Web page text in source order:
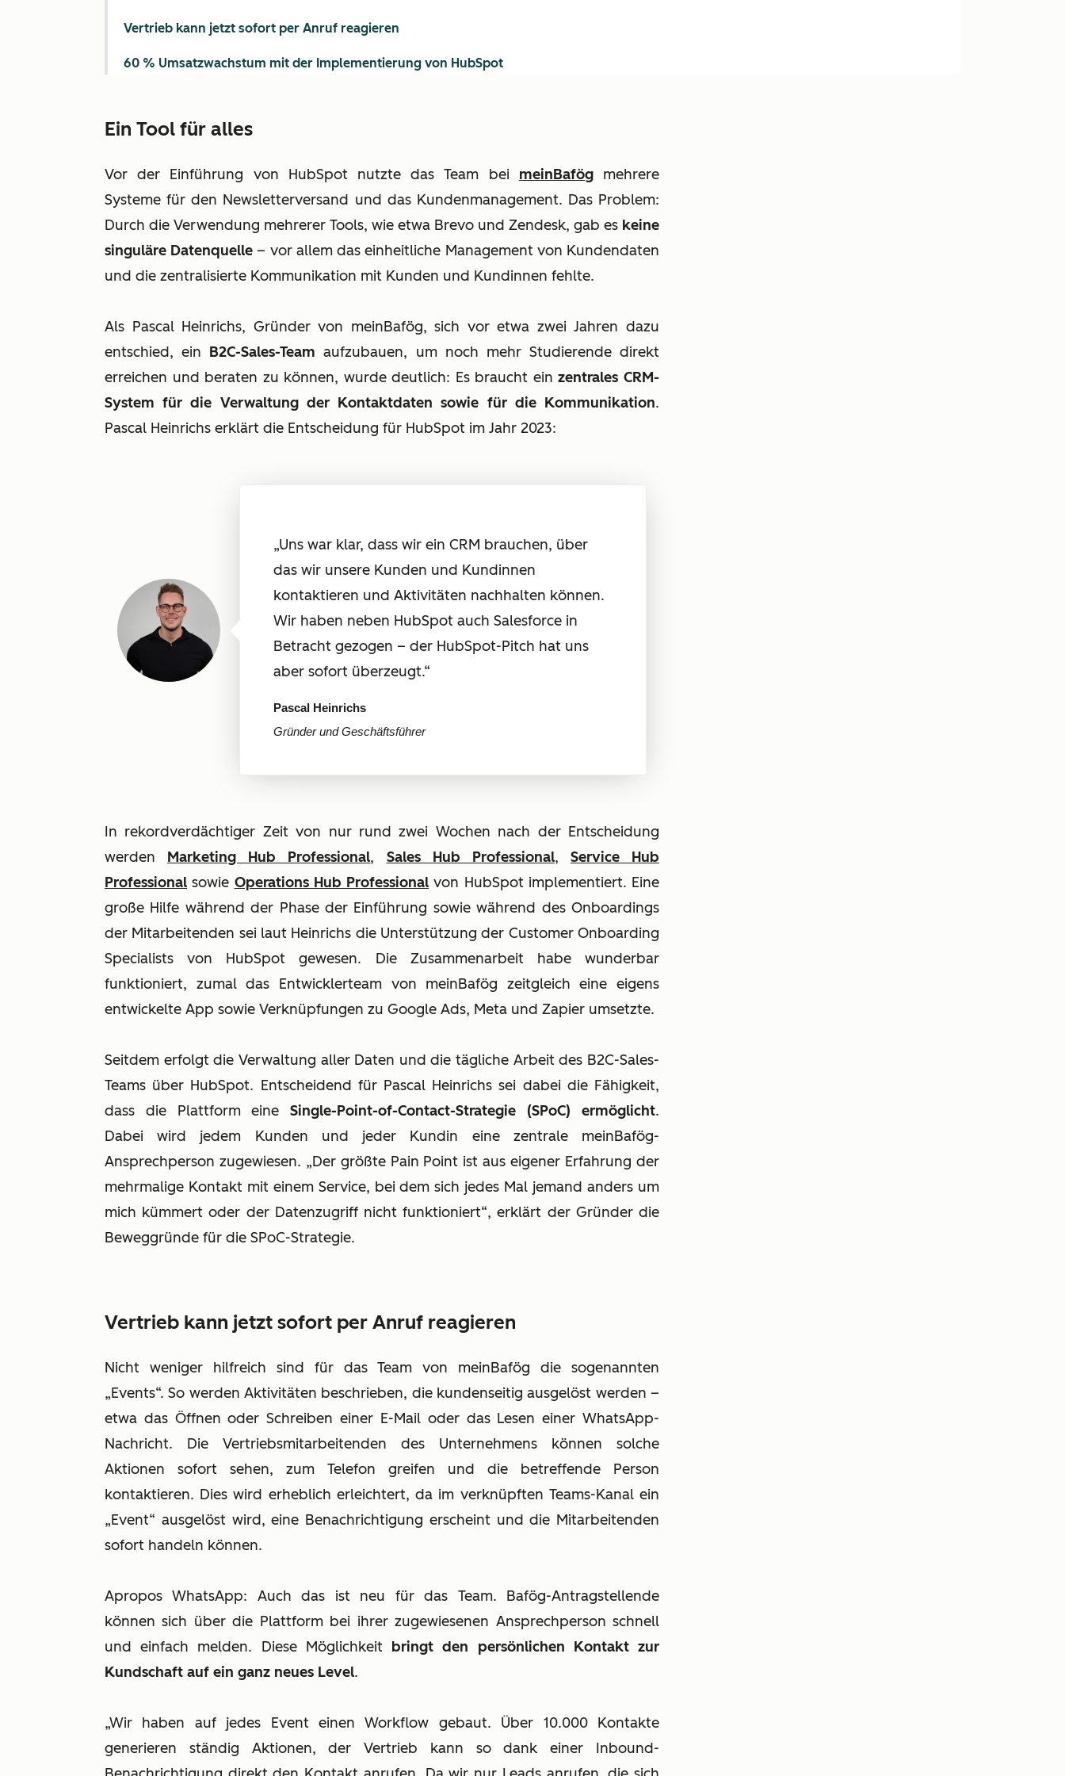
Ein Tool für alles
Vor der Einführung von HubSpot nutzte das Team bei meinBafögmehrere
Systeme für den Newsletterversand und das Kundenmanagement. Das Problem:
Durch die Verwendung mehrerer Tools, wie etwa Brevo und Zendesk, gab es keine
singuläre Datenquelle – vor allem das einheitliche Management von Kundendaten
und die zentralisierte Kommunikation mit Kunden und Kundinnen fehlte.
Als Pascal Heinrichs, Gründer von meinBafög, sich vor etwa zwei Jahren dazu
entschied, ein B2C-Sales-Team aufzubauen, um noch mehr Studierende direkt
erreichen und beraten zu können, wurde deutlich: Es braucht einzentrales CRM-
System für die Verwaltung der Kontaktdaten sowie für die Kommunikation.
Pascal Heinrichs erklärt die Entscheidung für HubSpot im Jahr 2023:
„Uns war klar, dass wir ein CRM brauchen, über
das wir unsere Kunden und Kundinnen
kontaktieren und Aktivitäten nachhalten können.
Wir haben neben HubSpot auch Salesforce in
Betracht gezogen – der HubSpot-Pitch hat uns
aber sofort überzeugt.“
Pascal Heinrichs
Gründer und Geschäftsführer
In rekordverdächtiger Zeit von nur rund zwei Wochen nach der Entscheidung
werden Marketing Hub Professional, Sales Hub Professional, Service Hub
Professional sowie Operations Hub Professional von HubSpot implementiert. Eine
große Hilfe während der Phase der Einführung sowie während des Onboardings
der Mitarbeitenden sei laut Heinrichs die Unterstützung der Customer Onboarding
Specialists von HubSpot gewesen. Die Zusammenarbeit habe wunderbar
funktioniert, zumal das Entwicklerteam von meinBafög zeitgleich eine eigens
entwickelte App sowie Verknüpfungen zu Google Ads, Meta und Zapier umsetzte.
Seitdem erfolgt die Verwaltung aller Daten und die tägliche Arbeit des B2C-Sales-
Teams über HubSpot. Entscheidend für Pascal Heinrichs sei dabei die Fähigkeit,
dass die Plattform eineSingle-Point-of-Contact-Strategie (SPoC) ermöglicht.
Dabei wird jedem Kunden und jeder Kundin eine zentrale meinBafög-
Ansprechperson zugewiesen. „Der größte Pain Point ist aus eigener Erfahrung der
mehrmalige Kontakt mit einem Service, bei dem sich jedes Mal jemand anders um
mich kümmert oder der Datenzugriff nicht funktioniert“, erklärt der Gründer die
Beweggründe für die SPoC-Strategie.
Vertrieb kann jetzt sofort per Anruf reagieren
Nicht weniger hilfreich sind für das Team von meinBafög die sogenannten
„Events“. So werden Aktivitäten beschrieben, die kundenseitig ausgelöst werden –
etwa das Öffnen oder Schreiben einer E-Mail oder das Lesen einer WhatsApp-
Nachricht. Die Vertriebsmitarbeitenden des Unternehmens können solche
Aktionen sofort sehen, zum Telefon greifen und die betreffende Person
kontaktieren. Dies wird erheblich erleichtert, da im verknüpften Teams-Kanal ein
„Event“ ausgelöst wird, eine Benachrichtigung erscheint und die Mitarbeitenden
sofort handeln können.
Apropos WhatsApp: Auch das ist neu für das Team. Bafög-Antragstellende
können sich über die Plattform bei ihrer zugewiesenen Ansprechperson schnell
und einfach melden. Diese Möglichkeit bringt den persönlichen Kontakt zur
Kundschaft auf ein ganz neues Level.
„Wir haben auf jedes Event einen Workflow gebaut. Über 10.000 Kontakte
generieren ständig Aktionen, der Vertrieb kann so dank einer Inbound-
Vertrieb kann jetzt sofort per Anruf reagieren
60 % Umsatzwachstum mit der Implementierung von HubSpot